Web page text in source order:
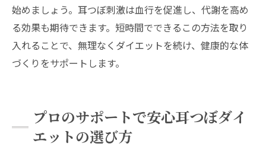
始めましょう。耳つぼ刺激は血行を促進し、代謝を高め
る効果も期待できます。短時間でできるこの方法を取り
入れることで、無理なくダイエットを続け、健康的な体
づくりをサポートします。
プロのサポートで安心耳つぼダイ
エットの選び方